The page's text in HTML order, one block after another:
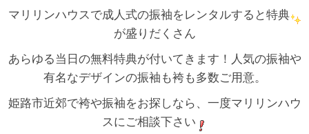
マリリンハウスで成人式の振袖をレンタルすると特典
が盛りだくさん
あらゆる当日の無料特典が付いてきます！人気の振袖や
有名なデザインの振袖も袴も多数ご用意。
姫路市近郊で袴や振袖をお探しなら、一度マリリンハウ
スにご相談下さい